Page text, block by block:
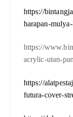
https://
harapan-
https://
acrylic-utan-
https://
futura-cover-